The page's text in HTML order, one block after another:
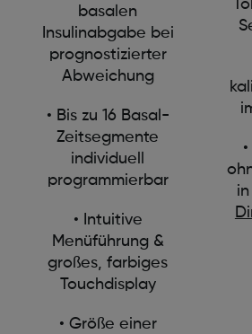
basalen
Insulinabgabe bei
prognostizierter
Abweichung
• Bis zu 16 Basal-
Zeitsegmente
individuell
programmierbar
• Intuitive
Menüführung &
großes, farbiges
Touchdisplay
• Größe einer